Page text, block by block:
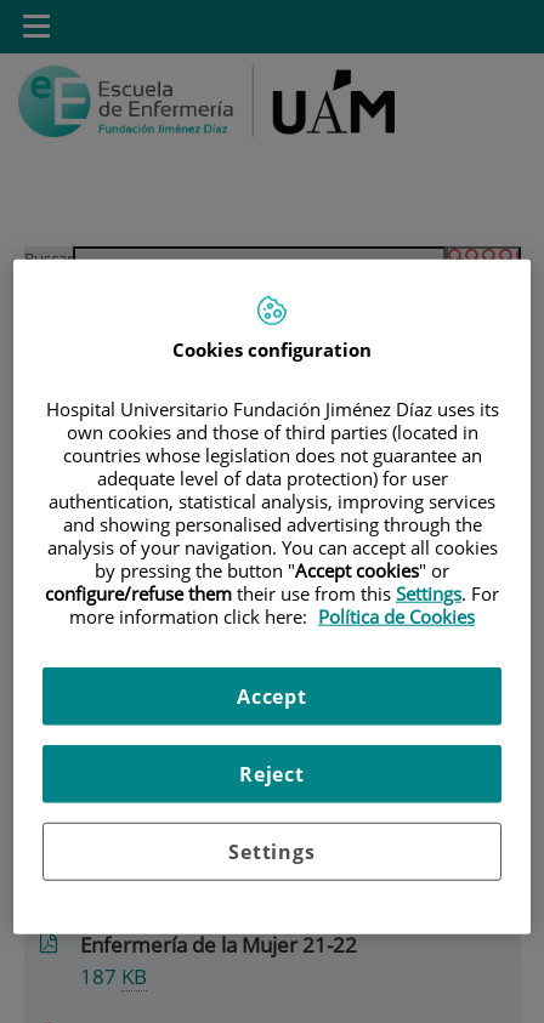
Saltar al contenido
SaltarBuscar
Toggle
navigation
ESTUDIANTES
|ESTUDIANTES MATRICULADOS EN GRADO EN
ENFERMERÍA
ACCESO A GUIAS DOCENTES
|GUÍAS DOCENTES 2021-2022
GUÍAS DOCENTES TERCER CURSO 21-22
PRIMER SEMESTRE (3ER CURSO)
Primer Semestre (3er
curso)
Enfermería de la Infancia y la
Adolescencia 21-22
217KB
Enfermería de la Mujer 21-22
187 KB
Cookies configuration
Hospital Universitario Fundación Jiménez Díaz uses its
own cookies and those of third parties (located in
countries whose legislation does not guarantee an
adequate level of data protection) for user
authentication, statistical analysis, improving services
and showing personalised advertising through the
analysis of your navigation. You can accept all cookies
by pressing the button "Accept cookies" or
configure/refuse them their use from this Settings. For
more information click here: Política de Cookies
Settings
Reject
Accept